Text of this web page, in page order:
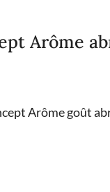
Arôme
Arôme goût